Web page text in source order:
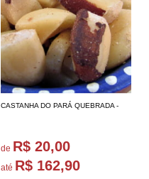
CASTANHA DO PARÁ QUEBRADA -
de R$ 20,00
até R$ 162,90